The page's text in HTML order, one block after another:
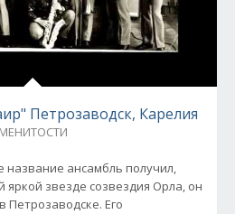
Петрозаводск, Карелия
название ансамбль получил,
яркой звезде созвездия Орла, он
Петрозаводске. Его